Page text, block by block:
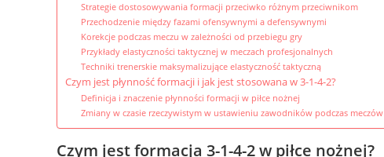
Strategie dostosowywania formacji przeciwko różnym przeciwnikom
Przechodzenie między fazami ofensywnymi a defensywnymi
Korekcje podczas meczu w zależności od przebiegu gry
Przykłady elastyczności taktycznej w meczach profesjonalnych
Techniki trenerskie maksymalizujące elastyczność taktyczną
Czym jest płynność formacji i jak jest stosowana w 3-1-4-2?
Definicja i znaczenie płynności formacji w piłce nożnej
Zmiany w czasie rzeczywistym w ustawieniu zawodników podczas meczów
Czym jest formacja 3-1-4-2 w piłce nożnej?